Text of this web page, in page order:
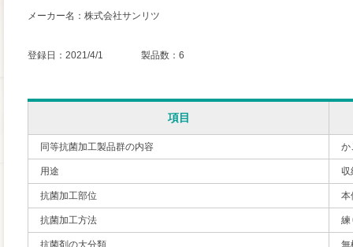
メーカー名：株式会社サンリツ
登録日：2021/4/1 製品数：6
項目
同等抗菌加工製品群の内容 か
用途 収
抗菌加工部位 本
抗菌加工方法 練
抗菌剤の大分類 無